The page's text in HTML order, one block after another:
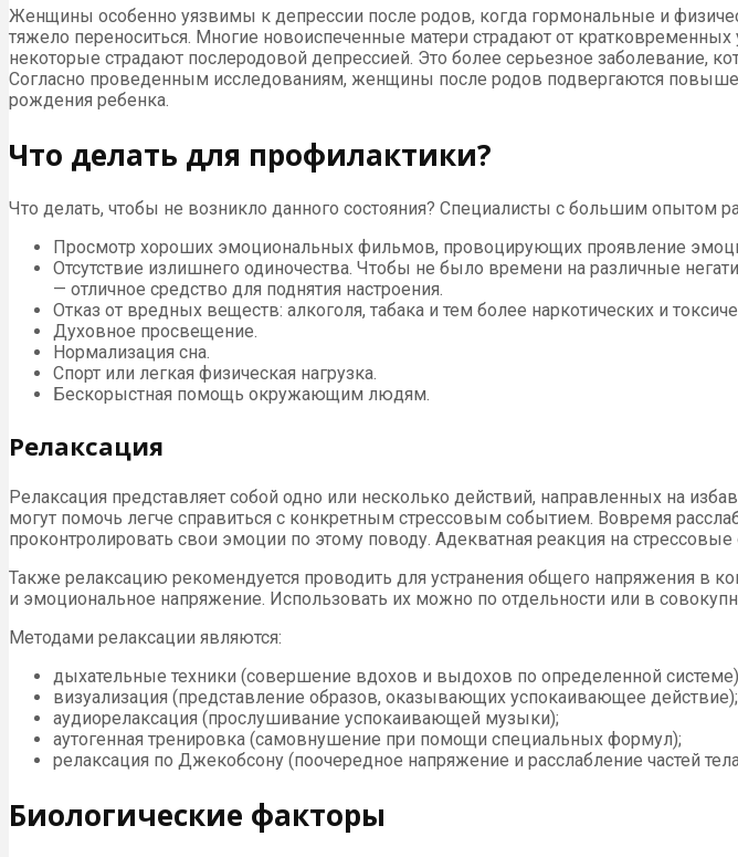
Женщины особенно уязвимы к депрессии после родов, когда гормональные и
тяжело переноситься. Многие новоиспеченные матери страдают от
некоторые страдают послеродовой депрессией. Это более серьезное заболевание,
Согласно проведенным исследованиям, женщины после родов подвергаются
рождения ребенка.
Что делать для профилактики?
Что делать, чтобы не возникло данного состояния? Специалисты с большим опытом
Просмотр хороших эмоциональных фильмов, провоцирующих проявление
Отсутствие излишнего одиночества. Чтобы не было времени на различные
— отличное средство для поднятия настроения.
Отказ от вредных веществ: алкоголя, табака и тем более наркотических и
Духовное просвещение.
Нормализация сна.
Спорт или легкая физическая нагрузка.
Бескорыстная помощь окружающим людям.
Релаксация
Релаксация представляет собой одно или несколько действий, направленных на
могут помочь легче справиться с конкретным стрессовым событием. Вовремя
проконтролировать свои эмоции по этому поводу. Адекватная реакция на
Также релаксацию рекомендуется проводить для устранения общего напряжения в
и эмоциональное напряжение. Использовать их можно по отдельности или в
Методами релаксации являются:
дыхательные техники (совершение вдохов и выдохов по определенной
визуализация (представление образов, оказывающих успокаивающее действие);
аудиорелаксация (прослушивание успокаивающей музыки);
аутогенная тренировка (самовнушение при помощи специальных формул);
релаксация по Джекобсону (поочередное напряжение и расслабление частей
Биологические факторы